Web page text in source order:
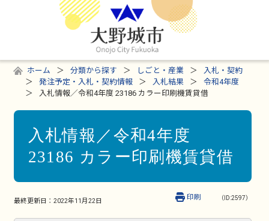
ホーム 分類から探す しごと・産業
入札・契約
発注予定・入札・契約情報
入札結果
令和4年度
入札情報／令和4年度 23186 カラー印刷機賃貸借
入札情報／令和4年度
23186 カラー印刷機賃貸借
最終更新日： 2022年11月22日 （ID:2597）
印刷